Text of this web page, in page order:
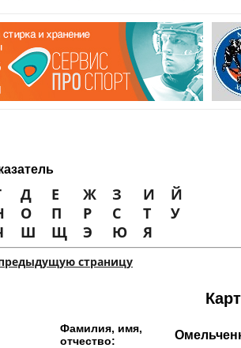
Д Е Ж З И
Й
О П Р С Т
У
Ш Щ Э Ю Я
страницу
Фамилия, имя,
отчество: